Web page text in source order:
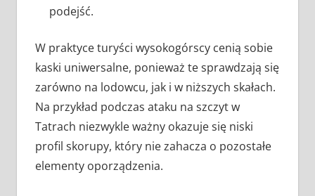
podejść.
W praktyce turyści wysokogórscy cenią sobie
kaski uniwersalne, ponieważ te sprawdzają się
zarówno na lodowcu, jak i w niższych skałach.
Na przykład podczas ataku na szczyt w
Tatrach niezwykle ważny okazuje się niski
profil skorupy, który nie zahacza o pozostałe
elementy oporządzenia.